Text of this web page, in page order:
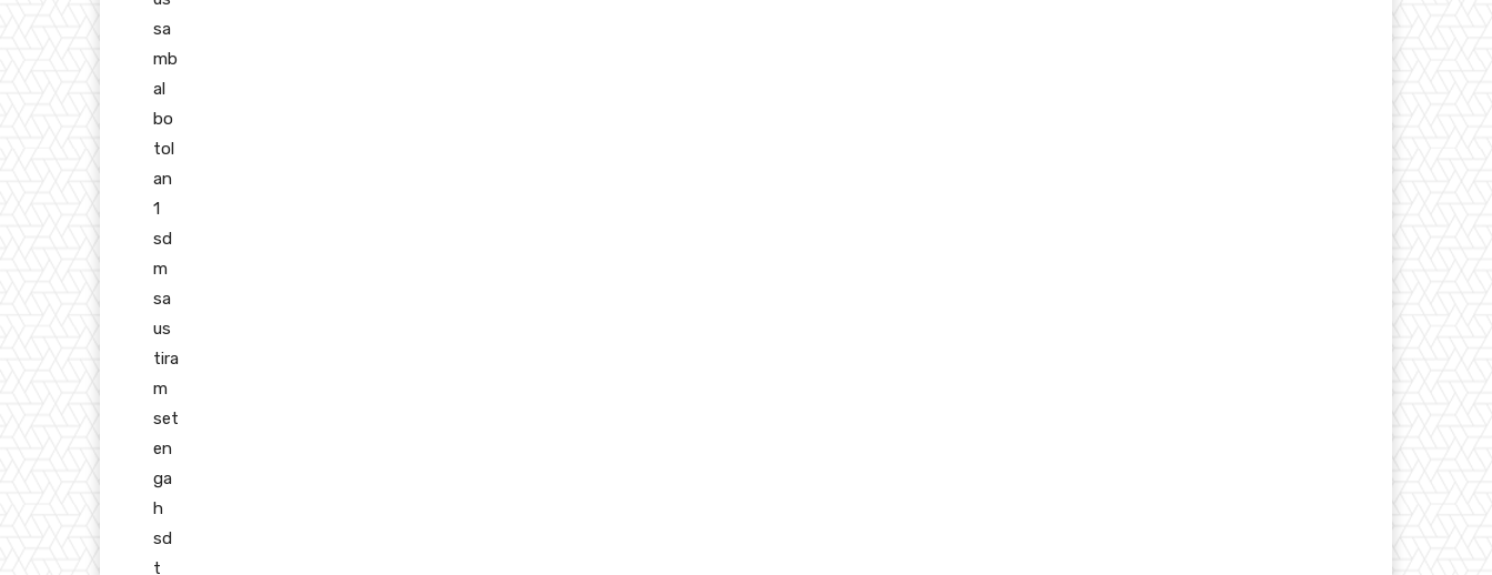
sa
mb
al
bo
tol
an
1
sd
m
sa
us
tira
m
set
en
ga
h
sd
t